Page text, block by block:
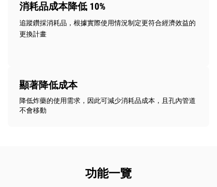
消耗品成本降低 10%
追蹤鑽採消耗品，根據實際使用情況制定更符合經濟效益的
更換計畫
顯著降低成本
降低炸藥的使用需求，因此可減少消耗品成本，且孔內管道
不會移動
功能一覽